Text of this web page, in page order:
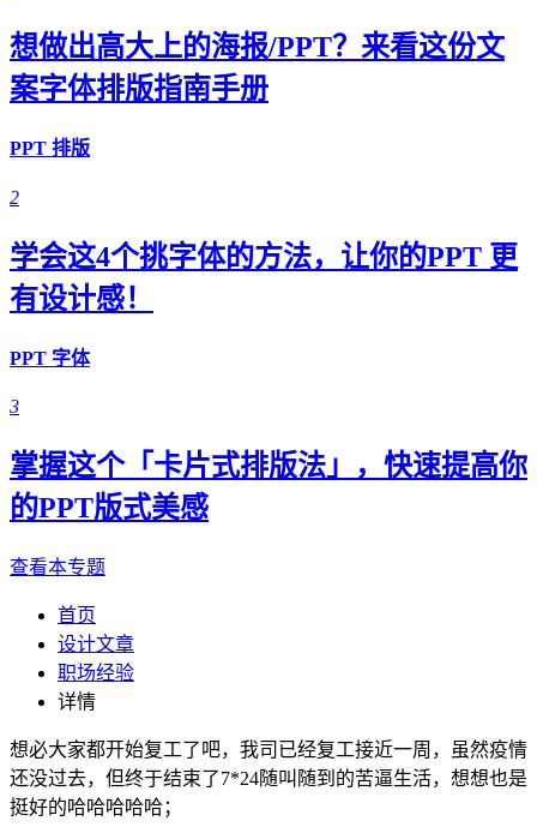
想做出高大上的海报/PPT？来看这份文
案字体排版指南手册
PPT 排版
2
学会这4个挑字体的方法，让你的PPT 更
有设计感！
PPT 字体
3
掌握这个「卡片式排版法」，快速提高你
的PPT版式美感
查看本专题
首页
设计文章
职场经验
详情
想必大家都开始复工了吧，我司已经复工接近一周，虽然疫情
还没过去，但终于结束了7*24随叫随到的苦逼生活，想想也是
挺好的哈哈哈哈哈；